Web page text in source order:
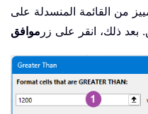
من القائمة المنسدلة على
بعد ذلك، انقر على زر موافق